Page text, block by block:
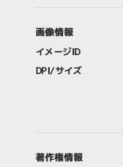
画像情報
イメージID
DPI/サイズ
著作権情報